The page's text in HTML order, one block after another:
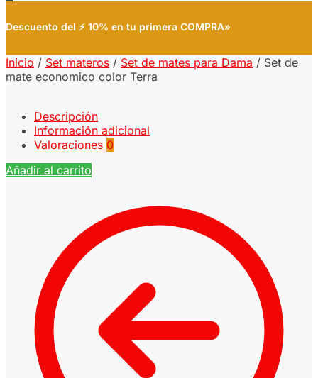
Descuento del ⚡ 10% en tu primera COMPRA»
Inicio / Set materos / Set de mates para Dama / Set de
mate economico color Terra
Descripción
Información adicional
Valoraciones 0
Añadir al carrito